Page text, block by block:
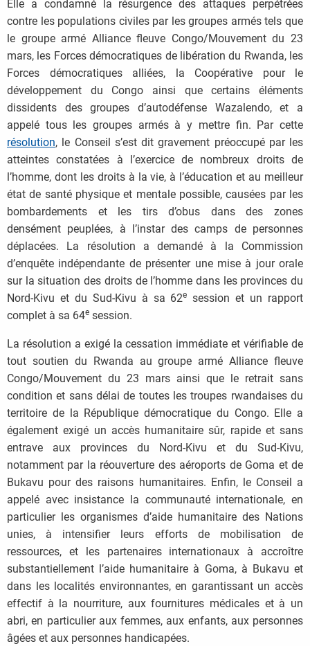
Elle a condamné la résurgence des attaques perpétrées
contre les populations civiles par les groupes armés tels que
le groupe armé Alliance fleuve Congo/Mouvement du 23
mars, les Forces démocratiques de libération du Rwanda, les
Forces démocratiques alliées, la Coopérative pour le
développement du Congo ainsi que certains éléments
dissidents des groupes d’autodéfense Wazalendo, et a
appelé tous les groupes armés à y mettre fin. Par cette
résolution, le Conseil s’est dit gravement préoccupé par les
atteintes constatées à l’exercice de nombreux droits de
l’homme, dont les droits à la vie, à l’éducation et au meilleur
état de santé physique et mentale possible, causées par les
bombardements et les tirs d’obus dans des zones
densément peuplées, à l’instar des camps de personnes
déplacées. La résolution a demandé à la Commission
d’enquête indépendante de présenter une mise à jour orale
sur la situation des droits de l’homme dans les provinces du
Nord-Kivu et du Sud-Kivu à sa 62e session et un rapport
complet à sa 64e session.
La résolution a exigé la cessation immédiate et vérifiable de
tout soutien du Rwanda au groupe armé Alliance fleuve
Congo/Mouvement du 23 mars ainsi que le retrait sans
condition et sans délai de toutes les troupes rwandaises du
territoire de la République démocratique du Congo. Elle a
également exigé un accès humanitaire sûr, rapide et sans
entrave aux provinces du Nord-Kivu et du Sud-Kivu,
notamment par la réouverture des aéroports de Goma et de
Bukavu pour des raisons humanitaires. Enfin, le Conseil a
appelé avec insistance la communauté internationale, en
particulier les organismes d’aide humanitaire des Nations
unies, à intensifier leurs efforts de mobilisation de
ressources, et les partenaires internationaux à accroître
substantiellement l’aide humanitaire à Goma, à Bukavu et
dans les localités environnantes, en garantissant un accès
effectif à la nourriture, aux fournitures médicales et à un
abri, en particulier aux femmes, aux enfants, aux personnes
âgées et aux personnes handicapées.